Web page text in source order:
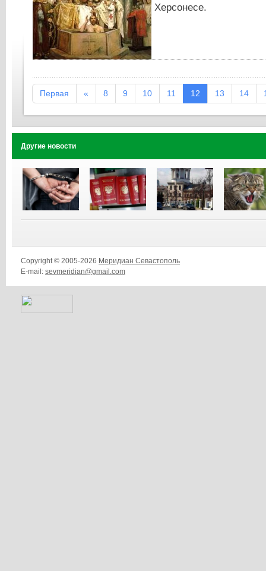
Херсонесе.
Первая « 8 9 10 11 12 13 14
Другие новости
Copyright © 2005-2026 Меридиан Севастополь
E-mail: sevmeridian@gmail.com